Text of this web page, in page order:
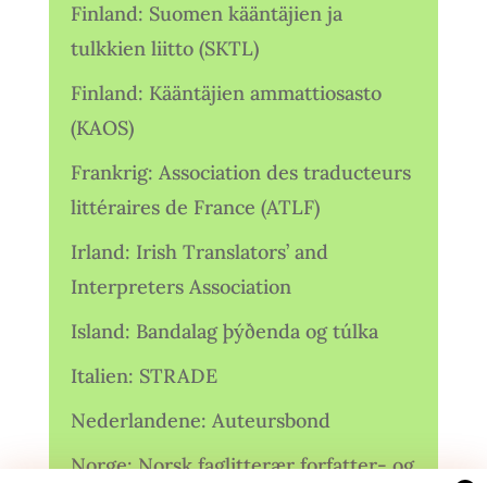
Finland: Suomen kääntäjien ja
tulkkien liitto (SKTL)
Finland: Kääntäjien ammattiosasto
(KAOS)
Frankrig: Association des traducteurs
littéraires de France (ATLF)
Irland: Irish Translators’ and
Interpreters Association
Island: Bandalag þýðenda og túlka
Italien: STRADE
Nederlandene: Auteursbond
Norge: Norsk faglitterær forfatter- og